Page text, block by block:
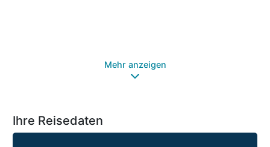
Mehr anzeigen
Ihre Reisedaten